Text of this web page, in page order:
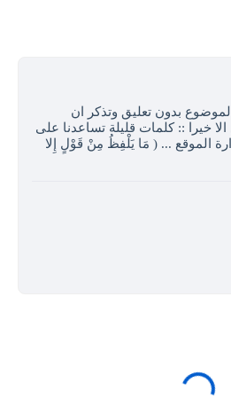
بدون تعليق وتذكر ان
خيرا :: كلمات قليلة تساعدنا على
الموقع ... ( مَا يَلْفِظُ مِنْ قَوْلٍ إِلا